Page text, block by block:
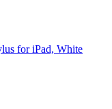
for iPad, White